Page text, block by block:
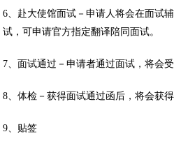
6、赴大使馆面试－申请人将会在面试
试，可申请官方指定翻译陪同面试。
7、面试通过－申请者通过面试，将会受
8、体检－获得面试通过函后，将会获得
9、贴签